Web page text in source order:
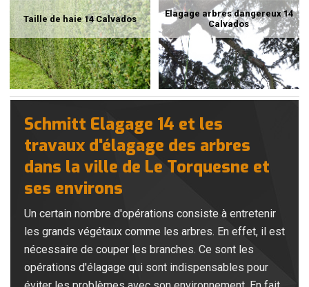
Taille de haie 14 Calvados
Elagage arbres dangereux 14
Calvados
Schmitt Elagage 14 et les
travaux d'élagage des arbres
dans la ville de Le Torquesne et
ses environs
Un certain nombre d'opérations consiste à entretenir
les grands végétaux comme les arbres. En effet, il est
nécessaire de couper les branches. Ce sont les
opérations d'élagage qui sont indispensables pour